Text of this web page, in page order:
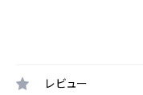
レビュー